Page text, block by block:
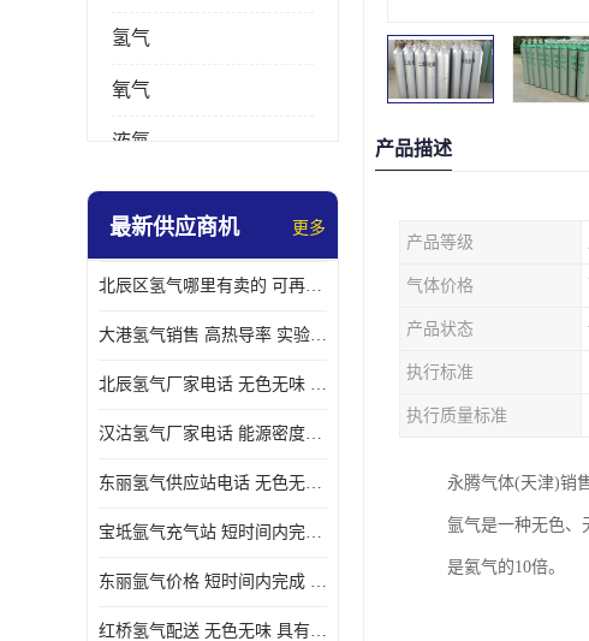
氢气
氧气
液氮
乙炔
最新供应商机 更多
北辰区氢气哪里有卖的 可再生 实验室应用
大港氢气销售 高热导率 实验室应用
北辰氢气厂家电话 无色无味 凝点为-259
汉沽氢气厂家电话 能源密度高 储存和传输便利
东丽氢气供应站电话 无色无味 储存和传输便利
宝坻氩气充气站 短时间内完成 人员经过培训
东丽氩气价格 短时间内完成 物流管理优良
红桥氢气配送 无色无味 具有较低的密度
产品描述
产品等级
气体价格
产品状态
执行标准
执行质量标准
永腾气体(天津)销
氩气是一种无色、
是氦气的10倍。